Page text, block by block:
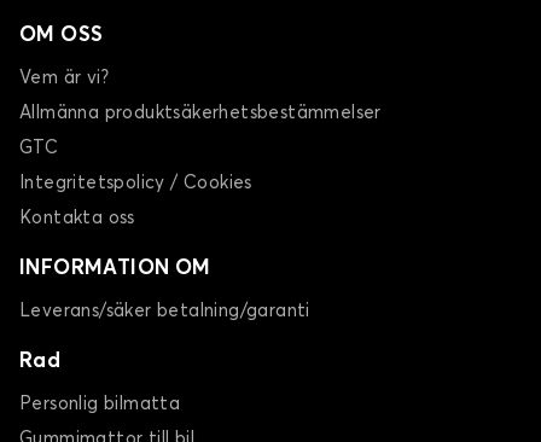
OM OSS
Vem är vi?
Allmänna produktsäkerhetsbestämmelser
GTC
Integritetspolicy / Cookies
Kontakta oss
INFORMATION OM
Leverans/säker betalning/garanti
Rad
Personlig bilmatta